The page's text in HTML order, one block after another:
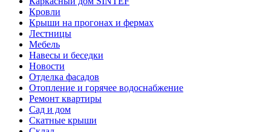
Кровли
Крыши на прогонах и фермах
Лестницы
Мебель
Навесы и беседки
Новости
Отделка фасадов
Отопление и горячее водоснабжение
Ремонт квартиры
Сад и дом
Скатные крыши